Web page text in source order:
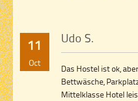
11
Oct
Udo S.
Das Hostel ist ok,
Bettwäsche,
Mittelklasse Hotel